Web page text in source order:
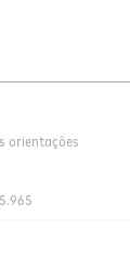
orientações